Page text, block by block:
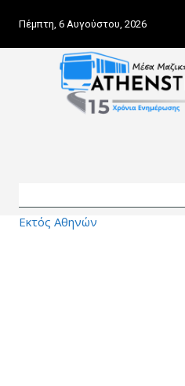
Πέμπτη, 6 Αυγούστου, 2026
Εκτός Αθηνών